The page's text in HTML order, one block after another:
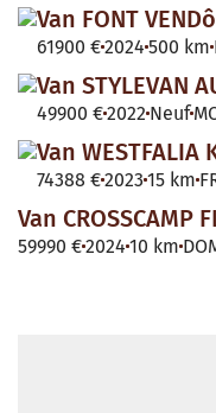
Van FONT
61900 €2024 500 km
Van STYLEVAN
49900 €2022 Neuf
Van WESTFALIA
74388 €2023 15 km
Van CROSSCAMP
59990 €2024 10 km